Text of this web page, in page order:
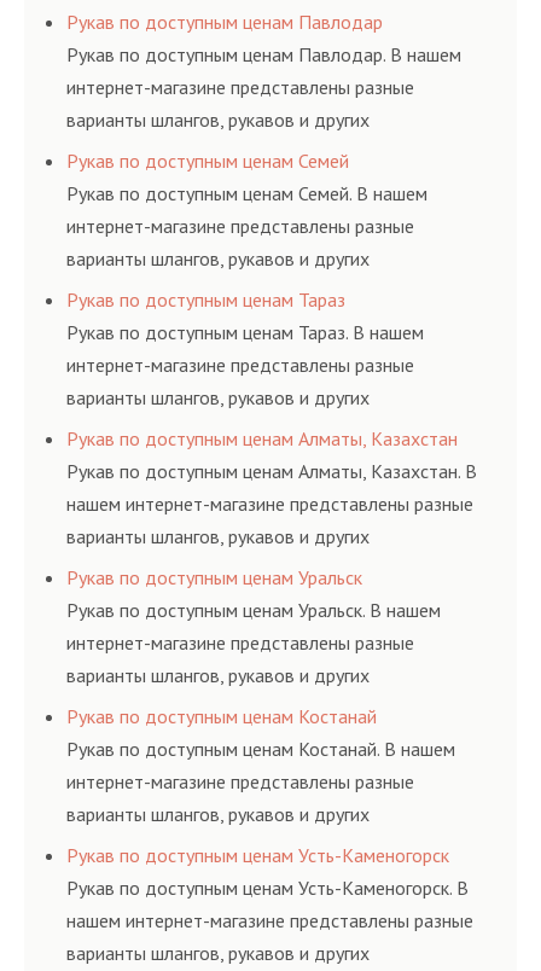
резинотехнических изделий, соответствующих
ГОСТам, техническим условиям и нормативам.
Рукав по доступным ценам Павлодар
Рукав по доступным ценам Павлодар. В нашем
интернет-магазине представлены разные
варианты шлангов, рукавов и других
резинотехнических изделий, соответствующих
ГОСТам, техническим условиям и нормативам.
Рукав по доступным ценам Семей
Рукав по доступным ценам Семей. В нашем
интернет-магазине представлены разные
варианты шлангов, рукавов и других
резинотехнических изделий, соответствующих
ГОСТам, техническим условиям и нормативам.
Рукав по доступным ценам Тараз
Рукав по доступным ценам Тараз. В нашем
интернет-магазине представлены разные
варианты шлангов, рукавов и других
резинотехнических изделий, соответствующих
ГОСТам, техническим условиям и нормативам.
Рукав по доступным ценам Алматы, Казахстан
Рукав по доступным ценам Алматы, Казахстан. В
нашем интернет-магазине представлены разные
варианты шлангов, рукавов и других
резинотехнических изделий, соответствующих
ГОСТам, техническим условиям и нормативам.
Рукав по доступным ценам Уральск
Рукав по доступным ценам Уральск. В нашем
интернет-магазине представлены разные
варианты шлангов, рукавов и других
резинотехнических изделий, соответствующих
ГОСТам, техническим условиям и нормативам.
Рукав по доступным ценам Костанай
Рукав по доступным ценам Костанай. В нашем
интернет-магазине представлены разные
варианты шлангов, рукавов и других
резинотехнических изделий, соответствующих
ГОСТам, техническим условиям и нормативам.
Рукав по доступным ценам Усть-Каменогорск
Рукав по доступным ценам Усть-Каменогорск. В
нашем интернет-магазине представлены разные
варианты шлангов, рукавов и других